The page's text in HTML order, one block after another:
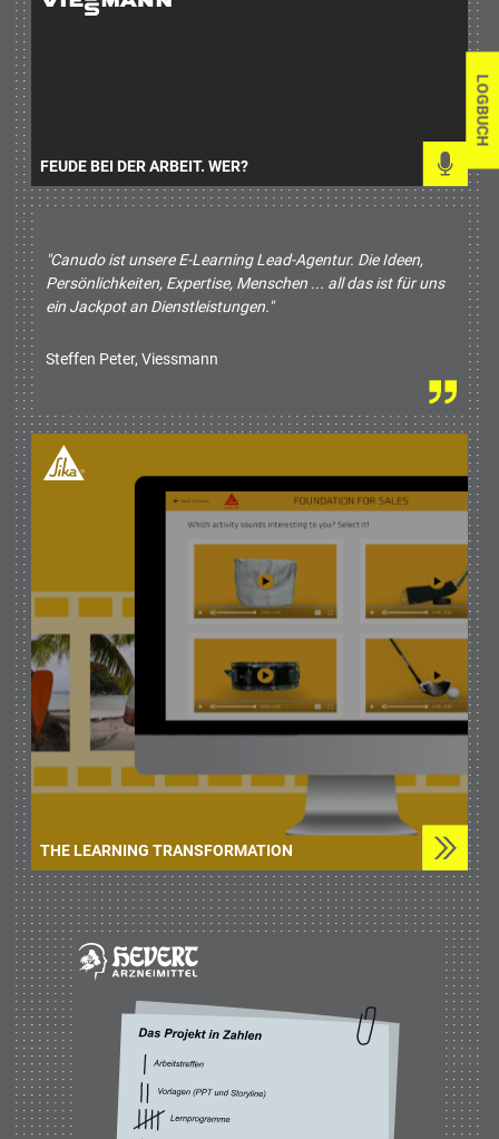
LOGBUCH
FEUDE BEI DER ARBEIT. WER?
"Canudo ist unsere E-Learning Lead-Agentur. Die Ideen,
Persönlichkeiten, Expertise, Menschen ... all das ist für uns
ein Jackpot an Dienstleistungen."
Steffen Peter, Viessmann
THE LEARNING TRANSFORMATION